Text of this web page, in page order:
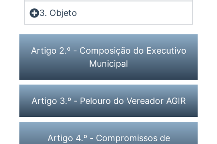
Artigo 2.º - Composição do Executivo
Municipal
Artigo 3.º - Pelouro do Vereador AGIR
Artigo 4.º - Compromissos de
3. Objeto